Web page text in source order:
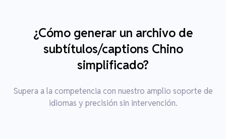
¿Cómo generar un archivo de
subtítulos/captions Chino
simplificado?
Supera a la competencia con nuestro amplio soporte de
idiomas y precisión sin intervención.